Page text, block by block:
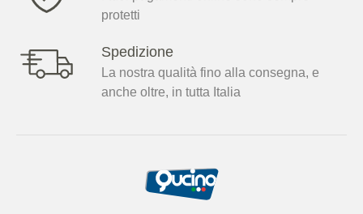
protetti
Spedizione
La nostra qualità fino alla consegna, e
anche oltre, in tutta Italia